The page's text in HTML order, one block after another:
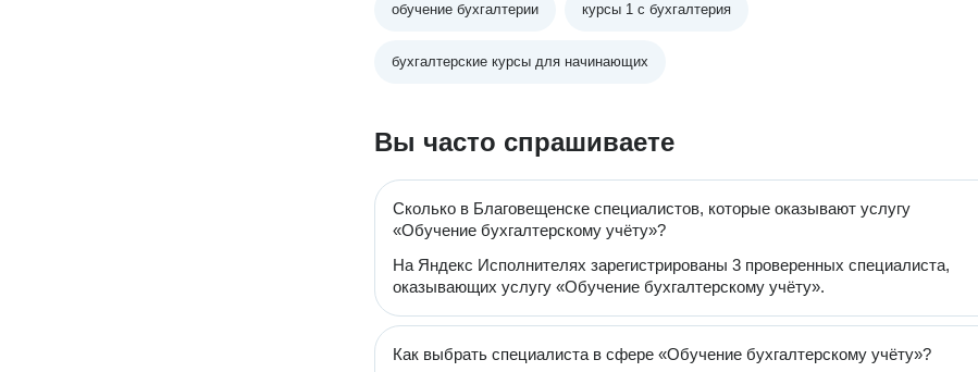
обучение бухгалтерии курсы 1 с бухгалтерия
бухгалтерские курсы для начинающих
Вы часто спрашиваете
Сколько в Благовещенске специалистов, которые оказывают услугу
«Обучение бухгалтерскому учёту»?
На Яндекс Исполнителях зарегистрированы 3 проверенных специалиста,
оказывающих услугу «Обучение бухгалтерскому учёту».
Как выбрать специалиста в сфере «Обучение бухгалтерскому учёту»?